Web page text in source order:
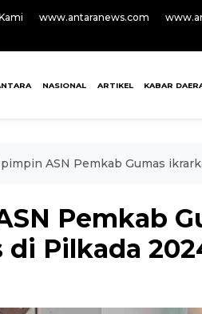
www.antaranews.com
NASIONAL ARTIKEL KABAR
ASN Pemkab Gumas
Pemkab
Pilkada